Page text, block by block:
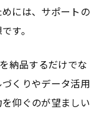
には、サポートの
す。
納品するだけでな
くりやデータ活用
仰ぐのが望ましい